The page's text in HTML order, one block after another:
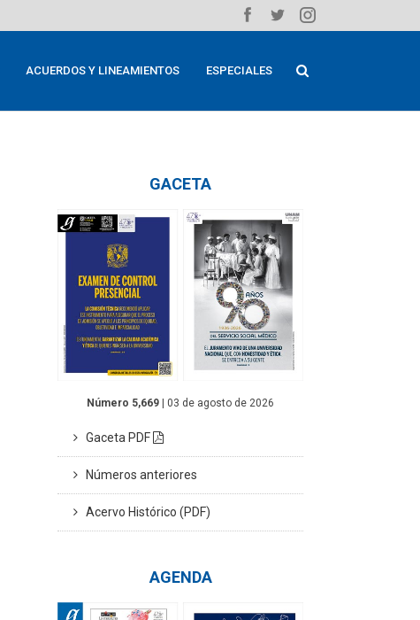
ACUERDOS Y LINEAMIENTOS ESPECIALES
GACETA
Número 5,669 | 03 de agosto de 2026
Gaceta PDF
Números anteriores
Acervo Histórico (PDF)
AGENDA